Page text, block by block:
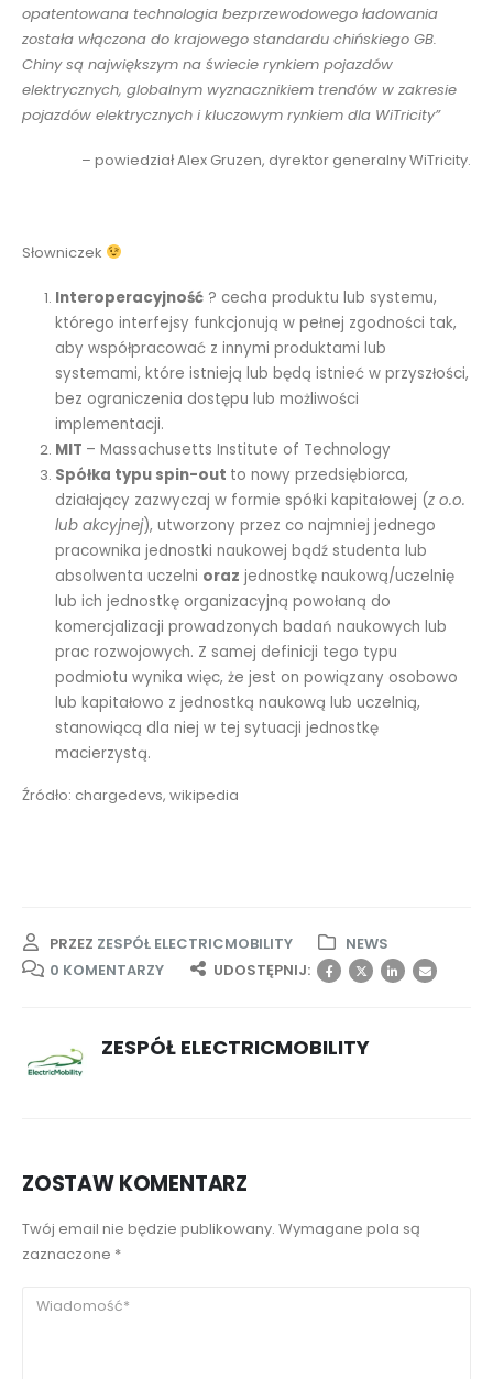
opatentowana technologia bezprzewodowego ładowania
została włączona do krajowego standardu chińskiego GB.
Chiny są największym na świecie rynkiem pojazdów
elektrycznych, globalnym wyznacznikiem trendów w zakresie
pojazdów elektrycznych i kluczowym rynkiem dla WiTricity”
– powiedział Alex Gruzen, dyrektor generalny WiTricity.
Słowniczek
Interoperacyjność? cecha produktu lub systemu,
którego interfejsy funkcjonują w pełnej zgodności tak,
aby współpracować z innymi produktami lub
systemami, które istnieją lub będą istnieć w przyszłości,
bez ograniczenia dostępu lub możliwości
implementacji.
MIT – Massachusetts Institute of Technology
Spółka typu spin-out to nowy przedsiębiorca,
działający zazwyczaj w formie spółki kapitałowej (z o.o.
lub akcyjnej), utworzony przez co najmniej jednego
pracownika jednostki naukowej bądź studenta lub
absolwenta uczelni oraz jednostkę naukową/uczelnię
lub ich jednostkę organizacyjną powołaną do
komercjalizacji prowadzonych badań naukowych lub
prac rozwojowych. Z samej definicji tego typu
podmiotu wynika więc, że jest on powiązany osobowo
lub kapitałowo z jednostką naukową lub uczelnią,
stanowiącą dla niej w tej sytuacji jednostkę
macierzystą.
Źródło: chargedevs, wikipedia
PRZEZ ZESPÓŁ ELECTRICMOBILITY
NEWS
0 KOMENTARZY
UDOSTĘPNIJ:
ZESPÓŁ ELECTRICMOBILITY
ZOSTAW KOMENTARZ
Twój email nie będzie publikowany. Wymagane pola są
zaznaczone *